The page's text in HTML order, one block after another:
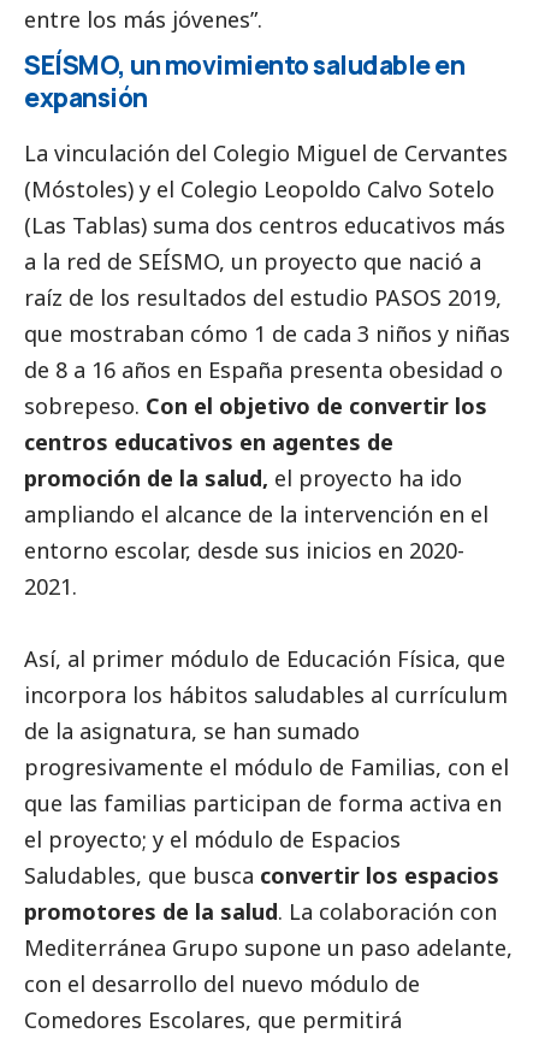
entre los más jóvenes”.
SEÍSMO, un movimiento saludable en
expansión
La vinculación del Colegio Miguel de Cervantes
(Móstoles) y el Colegio Leopoldo Calvo Sotelo
(Las Tablas) suma dos centros educativos más
a la red de SEÍSMO, un proyecto que nació a
raíz de los resultados del estudio PASOS 2019,
que mostraban cómo 1 de cada 3 niños y niñas
de 8 a 16 años en España presenta obesidad o
sobrepeso. Con el objetivo de convertir los
centros educativos en agentes de
promoción de la salud, el proyecto ha ido
ampliando el alcance de la intervención en el
entorno escolar, desde sus inicios en 2020-
2021.
Así, al primer módulo de Educación Física, que
incorpora los hábitos saludables al currículum
de la asignatura, se han sumado
progresivamente el módulo de Familias, con el
que las familias participan de forma activa en
el proyecto; y el módulo de Espacios
Saludables, que busca convertir los espacios
promotores de la salud. La colaboración con
Mediterránea Grupo supone un paso adelante,
con el desarrollo del nuevo módulo de
Comedores Escolares, que permitirá